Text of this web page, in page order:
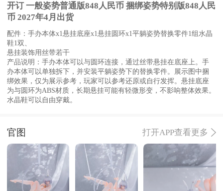
开订 一般姿势普通版848人民币 捆绑姿势特别版848人民
币 2027年4月出货
配件：手办本体x1悬挂底座x1悬挂圆环x1平躺姿势替换零件1组水晶
鞋1双、
悬挂装饰用丝带若干
产品说明：手办本体可以与圆环连接，通过丝带悬挂在底座上。手
办本体可以单独拆下，并安装平躺姿势下的替换零件。展示图中捆
绑效果，仅为展示参考，玩家可以参考还原或自行发挥。悬挂底座
为与圆环为ABS材质，长期悬挂可能有轻微形变，不影响整体效果。
水晶鞋可以自由穿戴。
官图 打开APP查看更多